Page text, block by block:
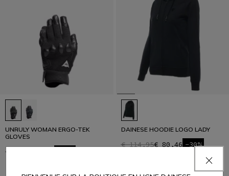
UNRULY WOMAN ERGO-TEK
GLOVES
€ 129
DAINESE HOODIE LOGO LADY
€ 114,95€ 80,46 -30%